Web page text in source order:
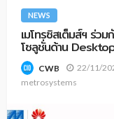
NEWS
เมโทรซิสเต็มส์ฯ ร่ว
โซลูชั่นด้าน
CWB 22/11/
metrosystems